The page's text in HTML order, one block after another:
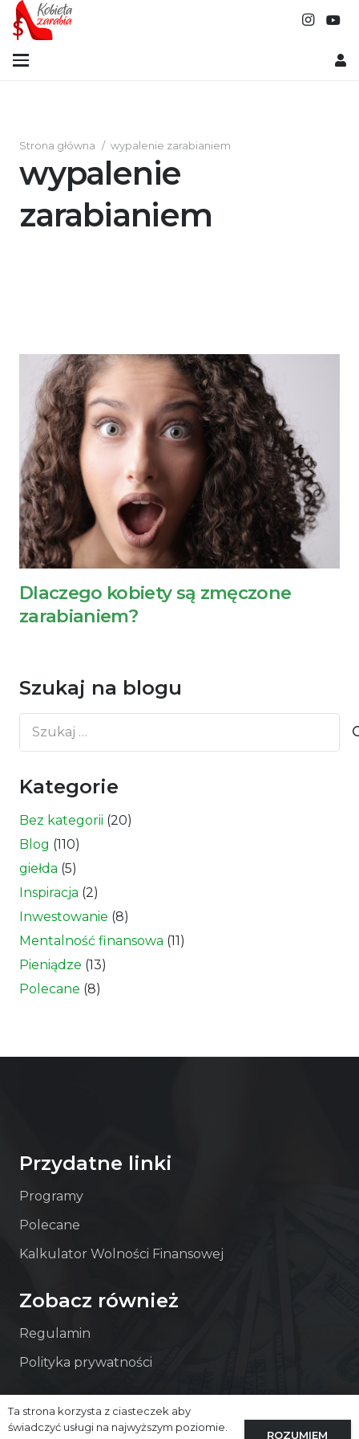
Strona główna / wypalenie zarabianiem
wypalenie
zarabianiem
Dlaczego kobiety są zmęczone
zarabianiem?
Szukaj na blogu
Szukaj:
Kategorie
Bez kategorii (20)
Blog (110)
giełda (5)
Inspiracja (2)
Inwestowanie (8)
Mentalność finansowa (11)
Pieniądze (13)
Polecane (8)
Przydatne linki
Programy
Polecane
Kalkulator Wolności Finansowej
Zobacz również
Regulamin
Polityka prywatności
Kontakt
Ta strona korzysta z ciasteczek aby
świadczyć usługi na najwyższym poziomie.
ROZUMIEM